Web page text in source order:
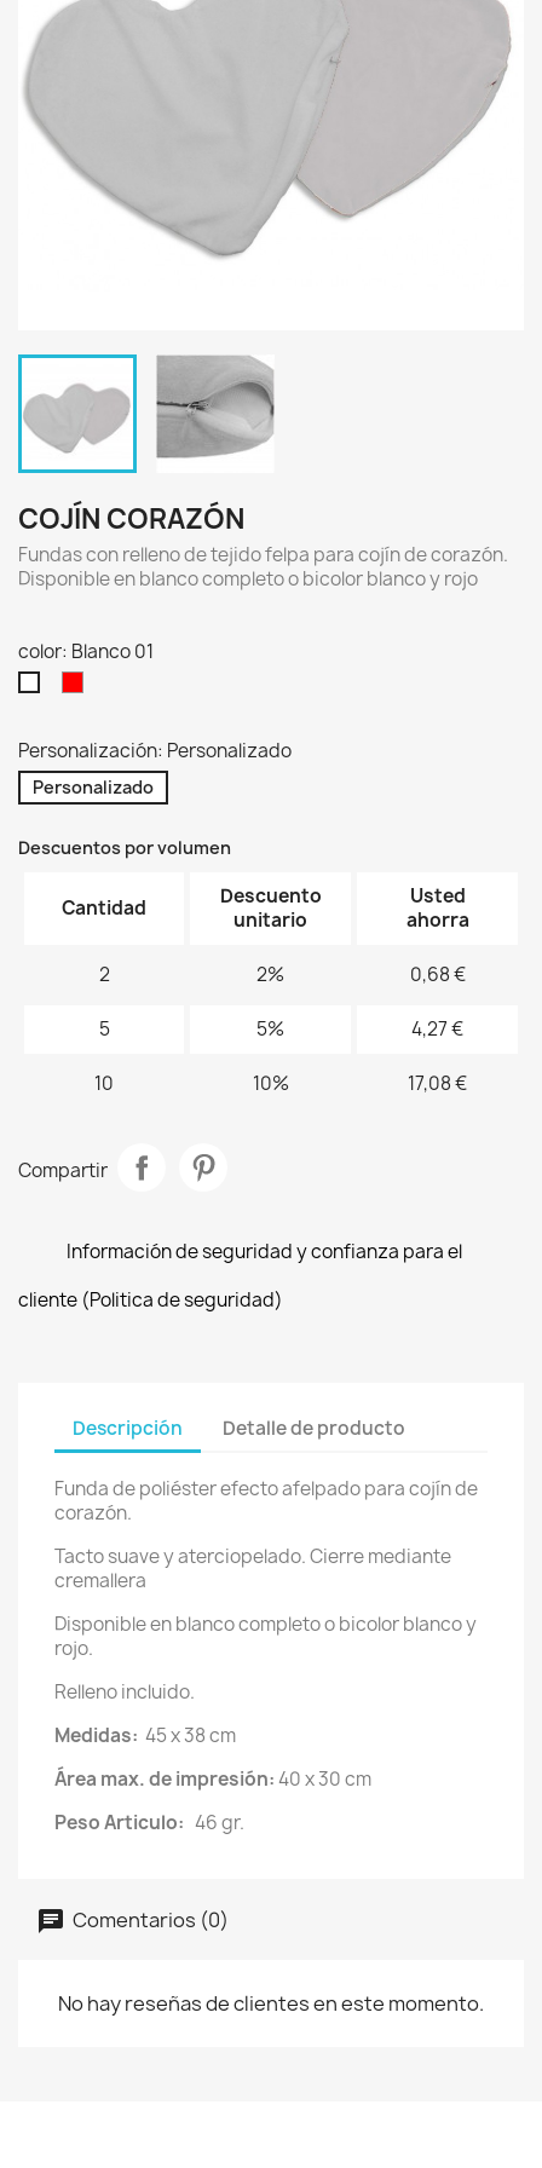
COJÍN CORAZÓN
Fundas con relleno de tejido felpa para cojín de corazón.
Disponible en blanco completo o bicolor blanco y rojo
color: Blanco 01
Personalización: Personalizado
Personalizado
Descuentos por volumen
Cantidad
Descuento
unitario
Usted
ahorra
2 2% 0,68 €
5 5% 4,27 €
10 10% 17,08 €
Compartir
Información de seguridad y confianza para el
cliente (Politica de seguridad)
Descripción Detalle de producto
Funda de poliéster efecto afelpado para cojín de
corazón.
Tacto suave y aterciopelado. Cierre mediante
cremallera
Disponible en blanco completo o bicolor blanco y
rojo.
Relleno incluido.
Medidas: 45 x 38 cm
Área max. de impresión:40 x 30 cm
Peso Articulo: 46 gr.
Comentarios (0)
No hay reseñas de clientes en este momento.